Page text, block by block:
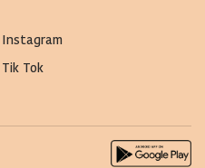
Instagram
Tik Tok